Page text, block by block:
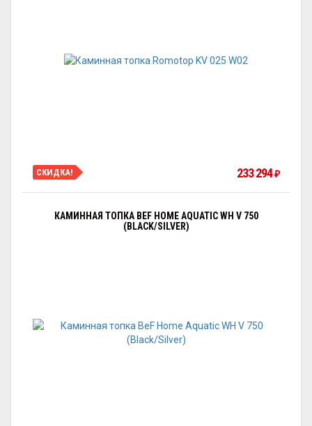
СКИДКА! 233 294₽
КАМИННАЯ ТОПКА BEF HOME AQUATIC WH V 750
(BLACK/SILVER)